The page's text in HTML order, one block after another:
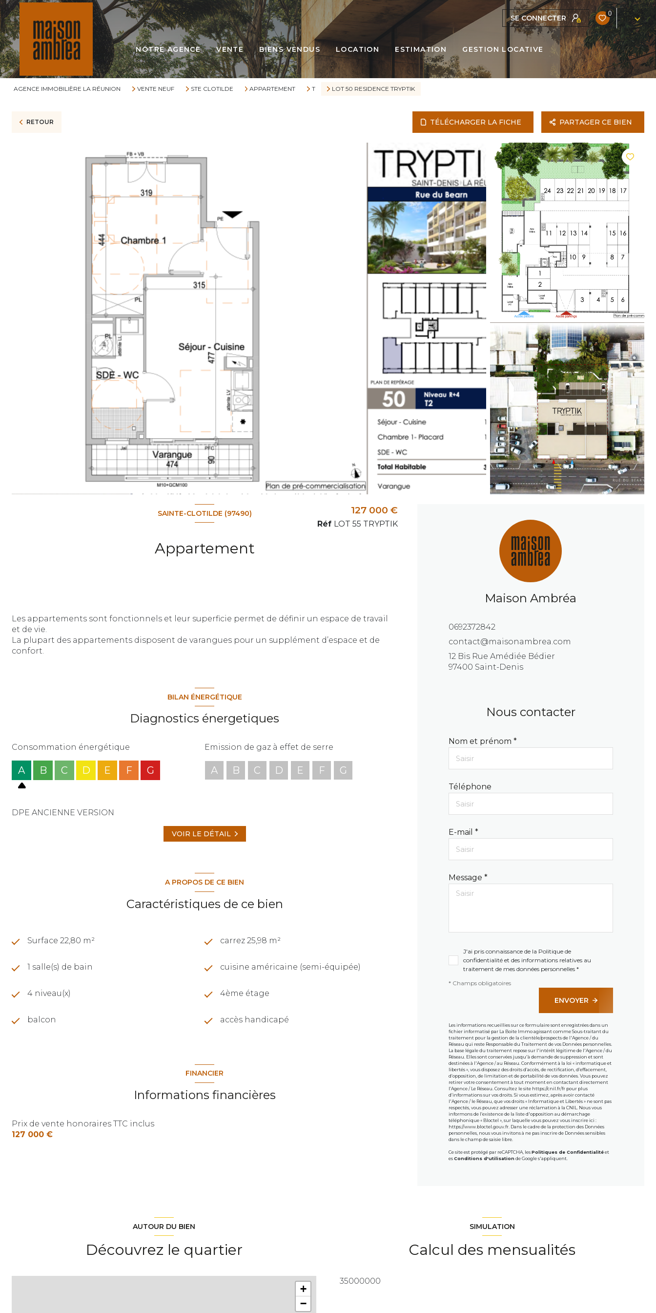
SE CONNECTER
0
FR
NOTRE AGENCE VENTE BIENS VENDUS LOCATION ESTIMATION GESTION LOCATIVE
AGENCE IMMOBILIÈRE LA RÉUNION VENTE NEUF STE CLOTILDE APPARTEMENT T LOT 50 RESIDENCE TRYPTIK
RETOUR TÉLÉCHARGER LA FICHE PARTAGER CE BIEN
SAINTE-CLOTILDE (97490)
Appartement
127 000 €
Réf LOT 55 TRYPTIK
Les appartements sont fonctionnels et leur superficie permet de définir un espace de travail
et de vie.
La plupart des appartements disposent de varangues pour un supplément d’espace et de
confort.
BILAN ÉNERGÉTIQUE
Diagnostics énergetiques
Consommation énergétique
A B C D E F G
Emission de gaz à effet de serre
A B C D E F G
DPE ANCIENNE VERSION
VOIR LE DÉTAIL
A PROPOS DE CE BIEN
Caractéristiques de ce bien
Surface 22,80 m² carrez 25,98 m²
1 salle(s) de bain cuisine américaine (semi-équipée)
4 niveau(x) 4ème étage
balcon accès handicapé
FINANCIER
Informations financières
Prix de vente honoraires TTC inclus
127 000 €
Maison Ambréa
0692372842
contact@maisonambrea.com
12 Bis Rue Amédiée Bédier
97400 Saint-Denis
Nous contacter
Nom et prénom *
Téléphone
E-mail *
Message *
J'ai pris connaissance de la Politique de
confidentialité et des informations relatives au
traitement de mes données personnelles *
* Champs obligatoires
ENVOYER
Les informations recueillies sur ce formulaire sont enregistrées dans un
fichier informatisé par La Boite Immo agissant comme Sous-traitant du
traitement pour la gestion de la clientèle/prospects de l'Agence / du
Réseau qui reste Responsable du Traitement de vos Données personnelles.
La base légale du traitement repose sur l'intérêt légitime de l'Agence / du
Réseau. Elles sont conservées jusqu'à demande de suppression et sont
destinées à l'Agence / au Réseau. Conformément à la loi « informatique et
libertés », vous disposez des droits d’accès, de rectification, d’effacement,
d’opposition, de limitation et de portabilité de vos données. Vous pouvez
retirer votre consentement à tout moment en contactant directement
l’Agence / Le Réseau. Consultez le site https://cnil.fr/frpour plus
d’informations sur vos droits. Si vous estimez, après avoir contacté
l'Agence / le Réseau, que vos droits « Informatique et Libertés » ne sont pas
respectés, vous pouvez adresser une réclamation à la CNIL. Nous vous
informons de l’existence de la liste d'opposition au démarchage
téléphonique « Bloctel », sur laquelle vous pouvez vous inscrire ici :
https://www.bloctel.gouv.fr. Dans le cadre de la protection des Données
personnelles, nous vous invitons à ne pas inscrire de Données sensibles
dans le champ de saisie libre.
Ce site est protégé par reCAPTCHA, lesPolitiques de Confidentialitéet
esConditions d'utilisationde Google s'appliquent.
AUTOUR DU BIEN
Découvrez le quartier
+
−
SIMULATION
Calcul des mensualités
35000000